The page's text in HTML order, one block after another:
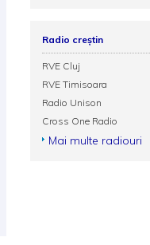
Radio creștin
RVE Cluj
RVE Timisoara
Radio Unison
Cross One Radio
Mai multe radiouri